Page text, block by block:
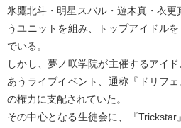
氷鷹北斗・明星スバル・遊木真・衣
うユニットを組み、トップアイドル
でいる。
しかし、夢ノ咲学院が主催するアイ
あうライブイベント、通称『ドリフ
の権力に支配されていた。
その中心となる生徒会に、『Trickstar